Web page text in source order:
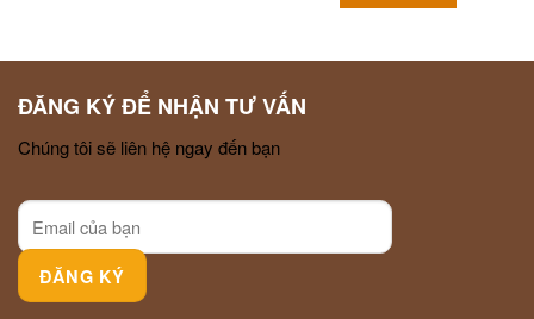
ĐĂNG KÝ ĐỂ NHẬN TƯ VẤN
Chúng tôi sẽ liên hệ ngay đến bạn